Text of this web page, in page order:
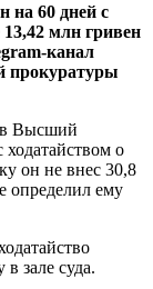
на 60 дней с
13,42 млн гривен
канал
прокуратуры
Высший
о
он не внес 30,8
определил ему
в зале суда.